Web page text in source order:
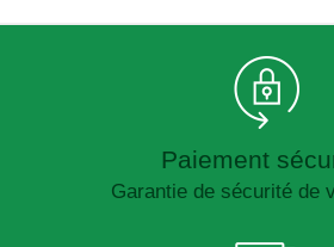
Paiement
Garantie de sécurité de